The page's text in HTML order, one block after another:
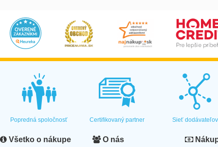
Popredná spoločnosť Certifikovaný partner Sieť dodávateľov
Všetko o nákupe O nás